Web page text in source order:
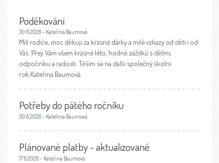
Poděkování
30.6.2026 – Kateřina Baumová
Milí rodiče, moc děkuji za krásné dárky a milé vzkazy od dětí i od
Vás. Přeji Vám všem krásné léto, hodně zážitků s dětmi,
odpočinku a radosti. Těším se na další společný školní
rok.Kateřina Baumová
Potřeby do pátého ročníku
30.6.2026 – Kateřina Baumová
Plánované platby - aktualizované
17.6.2026 – Kateřina Baumová